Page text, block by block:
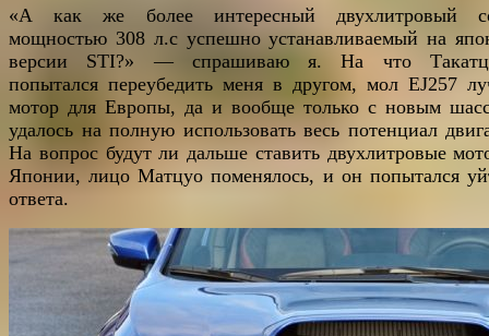
«А как же более интересный двухлитровый
мощностью 308 л.с успешно устанавливаемый на
версии STI?» — спрашиваю я. На что
попытался переубедить меня в другом, мол EJ257
мотор для Европы, да и вообще только с новым
удалось на полную использовать весь потенциал
На вопрос будут ли дальше ставить двухлитровые
Японии, лицо Матцуо поменялось, и он попытался
ответа.